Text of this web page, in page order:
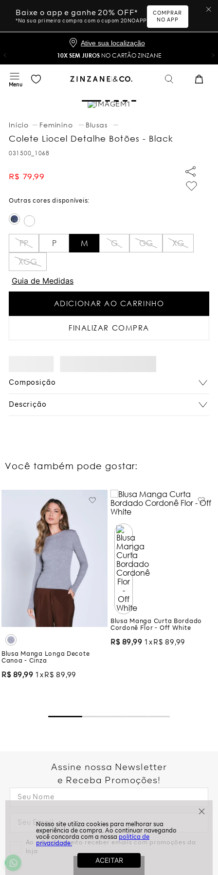
Baixe o app e ganhe 20% OFF*
*Na sua primeira compra com o cupom 20NOAPP
COMPRAR
NO APP
Ative sua localização
10X SEM JUROS NO CARTÃO ZINZANE
politíca de
privacidade.
Feminino Blusas
Colete Liocel Detalhe Botões - Black
031500_1068
R$ 79,99
PP P M G GG
XG
XGG
Guia de Medidas
ADICIONAR AO CARRINHO
FINALIZAR COMPRA
Composição
Descrição
Você também pode gostar:
Blusa Manga Longa Decote
Canoa - Cinza
R$ 89,99 1 R$ 89 ,99
Blusa Manga Curta Bordado
Cordonê Flor - Off White
R$ 89,99 1 R$ 89 ,99
Assine nossa Newsletter
e Receba Promoções!
Ao assinar, aceito receber emails com promoções da
loja
ASSINAR